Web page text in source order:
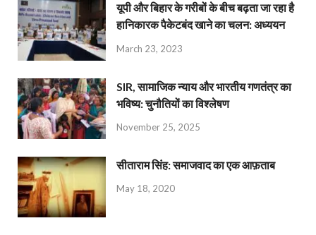
यूपी और बिहार के गरीबों के बीच बढ़ता जा रहा है
हानिकारक पैकेटबंद खाने का चलन: अध्ययन
March 23, 2023
SIR, सामाजिक न्याय और भारतीय गणतंत्र का
भविष्य: चुनौतियों का विश्लेषण
November 25, 2025
सीताराम सिंह: समाजवाद का एक आफ़ताब
May 18, 2020